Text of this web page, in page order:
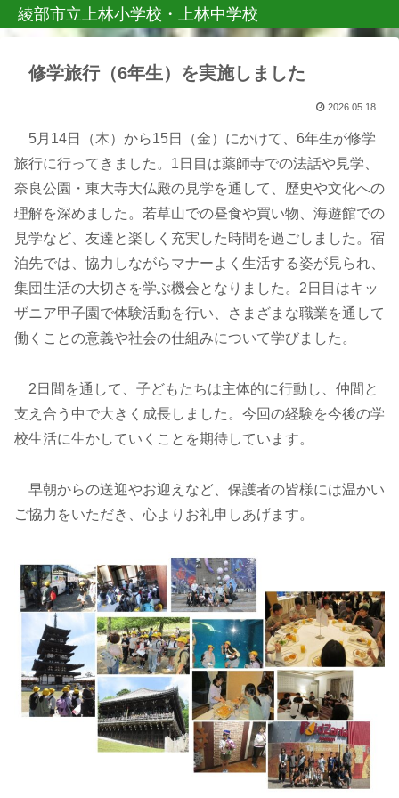
綾部市立上林小学校・上林中学校
修学旅行（6年生）を実施しました
2026.05.18
5月14日（木）から15日（金）にかけて、6年生が修学
旅行に行ってきました。1日目は薬師寺での法話や見学、
奈良公園・東大寺大仏殿の見学を通して、歴史や文化への
理解を深めました。若草山での昼食や買い物、海遊館での
見学など、友達と楽しく充実した時間を過ごしました。宿
泊先では、協力しながらマナーよく生活する姿が見られ、
集団生活の大切さを学ぶ機会となりました。2日目はキッ
ザニア甲子園で体験活動を行い、さまざまな職業を通して
働くことの意義や社会の仕組みについて学びました。
2日間を通して、子どもたちは主体的に行動し、仲間と
支え合う中で大きく成長しました。今回の経験を今後の学
校生活に生かしていくことを期待しています。
早朝からの送迎やお迎えなど、保護者の皆様には温かい
ご協力をいただき、心よりお礼申しあげます。